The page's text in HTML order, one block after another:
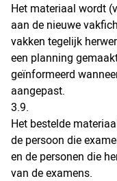
Het materiaal wordt
aan de nieuwe
vakken tegelijk
een planning
geïnformeerd
aangepast.
3.9.
Het bestelde
de persoon die
en de personen die
van de examens.